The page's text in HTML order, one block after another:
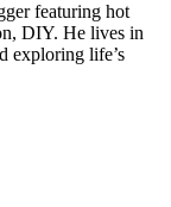
featuring hot
DIY. He lives in
exploring life’s